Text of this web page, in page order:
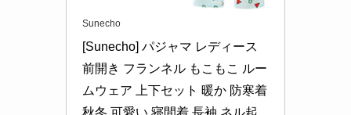
Sunecho
[Sunecho] パジャマ レディース
前開き フランネル もこもこ ルー
ムウェア 上下セット 暖か 防寒着
秋冬 可愛い 寝間着 長袖 ネル起